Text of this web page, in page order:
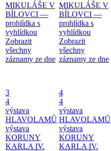
MIKULÁŠE V
BÍLOVCI —
prohlídka s
vyhlídkou
Zobrazit
všechny
záznamy ze dne
MIKULÁŠE V
BÍLOVCI —
prohlídka s
vyhlídkou
Zobrazit
všechny
záznamy ze dne
3
4
výstava
HLAVOLAMŮ
výstava
KORUNY
KARLA IV.
4
4
výstava
HLAVOLAMŮ
výstava
KORUNY
KARLA IV.